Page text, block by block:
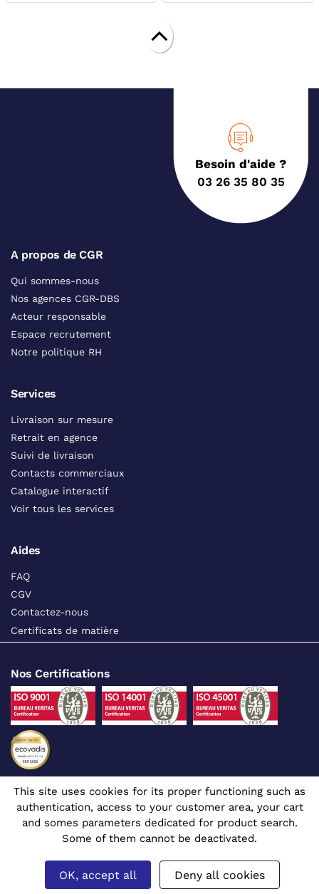
Besoin d'aide ?
03 26 35 80 35
A propos de CGR
Qui sommes-nous
Nos agences CGR-DBS
Acteur responsable
Espace recrutement
Notre politique RH
Services
Livraison sur mesure
Retrait en agence
Suivi de livraison
Contacts commerciaux
Catalogue interactif
Voir tous les services
Aides
FAQ
CGV
Contactez-nous
Certificats de matière
Nos Certifications
Suivez-nous sur les réseaux sociaux
Site dédié aux professionnels
This site uses cookies for its proper functioning such as
authentication, access to your customer area, your cart
and somes parameters dedicated for product search.
Some of them cannot be deactivated.
OK, accept all Deny all cookies